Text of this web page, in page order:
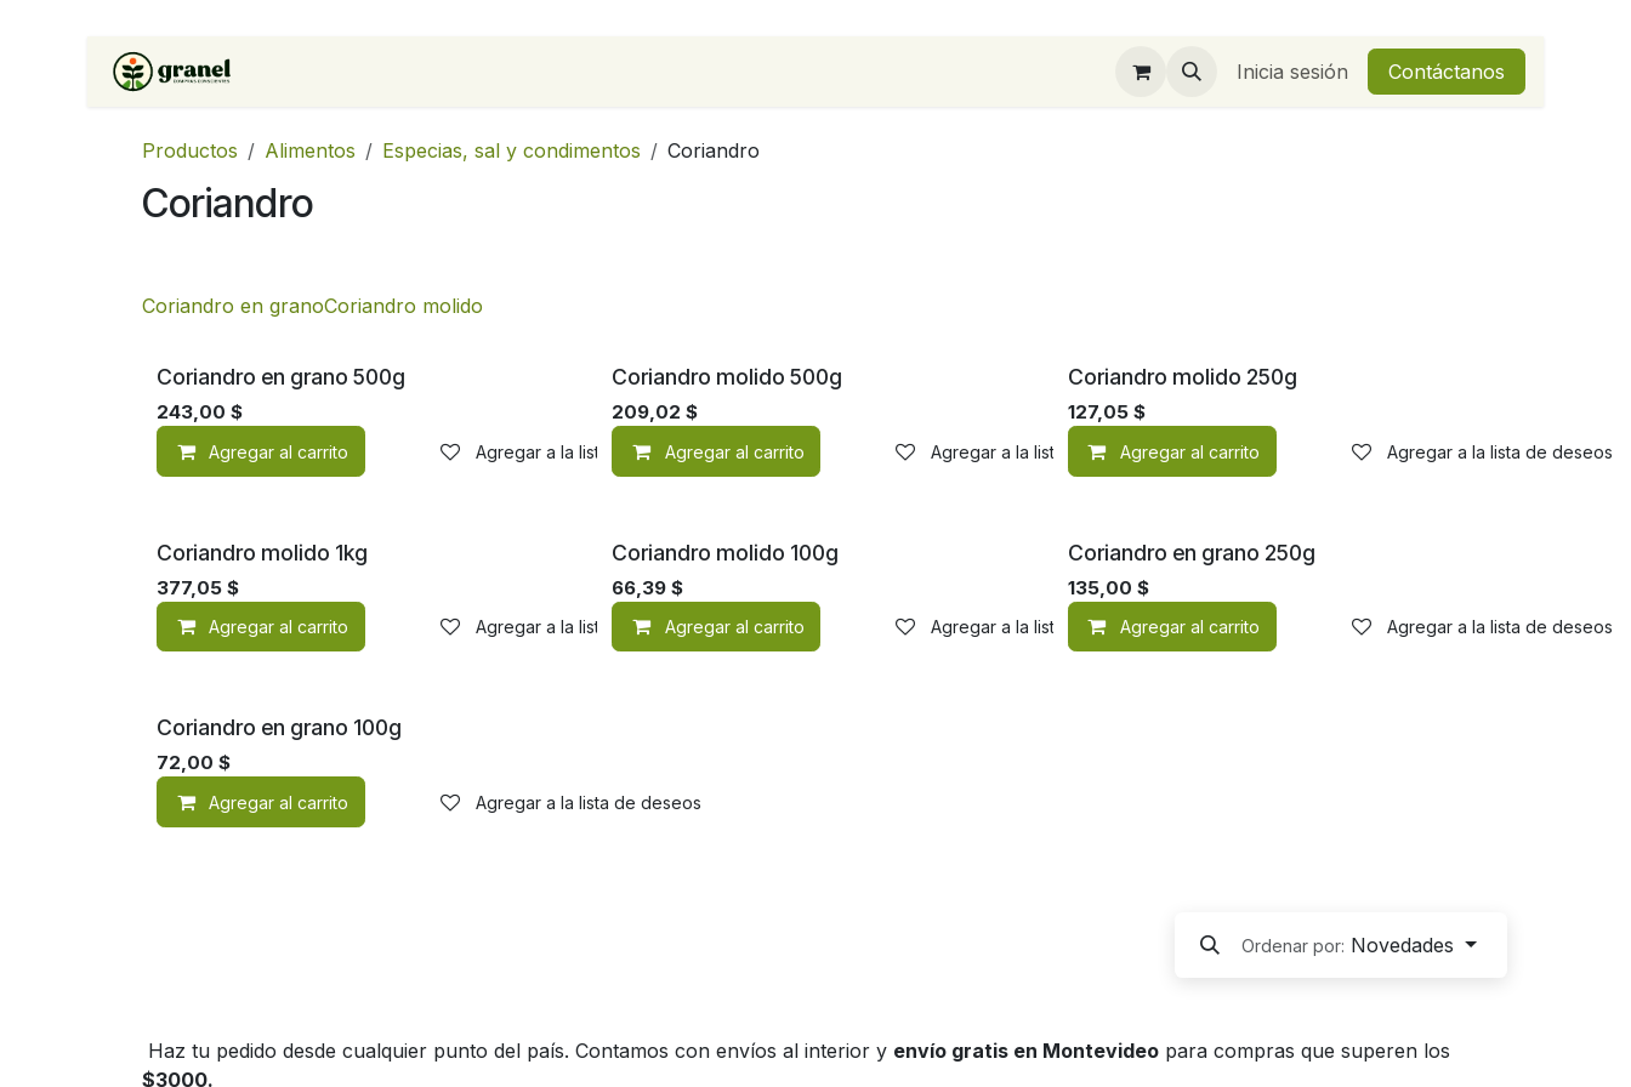
Ir al contenido
Inicia sesión Contáctanos
Productos Alimentos Especias, sal y condimentos Coriandro
Coriandro
Coriandro en granoCoriandro molido
Coriandro en grano 500g
243,00 $
Agregar al carrito Agregar a la lista de deseos
Coriandro molido 500g
209,02 $
Agregar al carrito Agregar a la lista de deseos
Coriandro molido 250g
127,05$
Agregar al carrito Agregar a la lista de deseos
Coriandro molido 1kg
377,05 $
Agregar al carrito Agregar a la lista de deseos
Coriandro molido 100g
66,39 $
Agregar al carrito Agregar a la lista de deseos
Coriandro en grano 250g
135,00 $
Agregar al carrito Agregar a la lista de deseos
Coriandro en grano 100g
72,00 $
Agregar al carrito Agregar a la lista de deseos
Ordenar por: Novedades
Haz tu pedido desde cualquier punto del país. Contamos con envíos al interior y envío gratis en Montevideo para compras que superen los
$3000.